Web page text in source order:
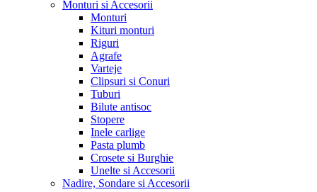
Monturi si Accesorii
Monturi
Kituri monturi
Riguri
Agrafe
Varteje
Clipsuri si Conuri
Tuburi
Bilute antisoc
Stopere
Inele carlige
Pasta plumb
Crosete si Burghie
Unelte si Accesorii
Nadire, Sondare si Accesorii